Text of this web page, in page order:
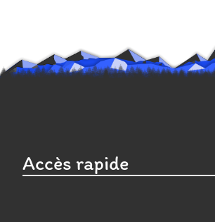
Accès rapide